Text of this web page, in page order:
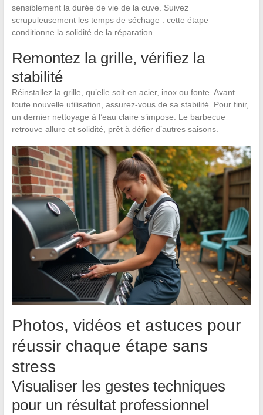
sensiblement la durée de vie de la cuve. Suivez
scrupuleusement les temps de séchage : cette étape
conditionne la solidité de la réparation.
Remontez la grille, vérifiez la
stabilité
Réinstallez la grille, qu’elle soit en acier, inox ou fonte. Avant
toute nouvelle utilisation, assurez-vous de sa stabilité. Pour finir,
un dernier nettoyage à l’eau claire s’impose. Le barbecue
retrouve allure et solidité, prêt à défier d’autres saisons.
Photos, vidéos et astuces pour
réussir chaque étape sans
stress
Visualiser les gestes techniques
pour un résultat professionnel